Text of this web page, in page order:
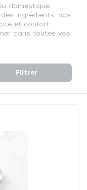
domestique.
ingrédients, nos
et confort
dans toutes vos
Filtrer